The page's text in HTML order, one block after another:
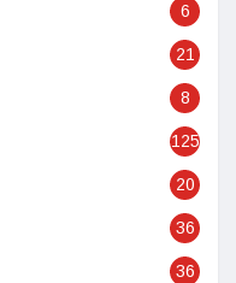
6
21
8
125
20
36
36